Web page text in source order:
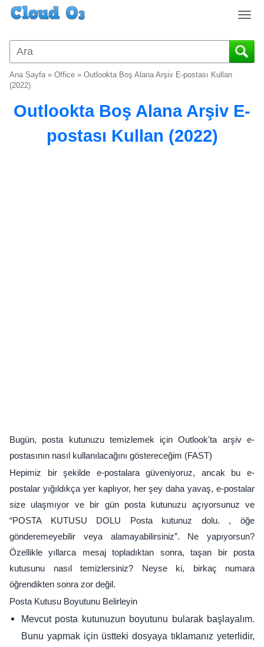
T
g
g
v
Ana Sayfa» Office » Outlookta Boş Alana Arşiv E-postası Kullan
(2022)
Outlookta Boş Alana Arşiv E-
postası Kullan (2022)
Bugün, posta kutunuzu temizlemek için Outlook'ta arşiv e-
postasının nasıl kullanılacağını göstereceğim (FAST)
Hepimiz bir şekilde e-postalara güveniyoruz, ancak bu e-
postalar yığıldıkça yer kaplıyor, her şey daha yavaş, e-postalar
size ulaşmıyor ve bir gün posta kutunuzu açıyorsunuz ve
“POSTA KUTUSU DOLU Posta kutunuz dolu. , öğe
gönderemeyebilir veya alamayabilirsiniz”. Ne yapıyorsun?
Özellikle yıllarca mesaj topladıktan sonra, taşan bir posta
kutusunu nasıl temizlersiniz? Neyse ki, birkaç numara
öğrendikten sonra zor değil.
Posta Kutusu Boyutunu Belirleyin
Mevcut posta kutunuzun boyutunu bularak başlayalım.
Bunu yapmak için üstteki dosyaya tıklamanız yeterlidir,